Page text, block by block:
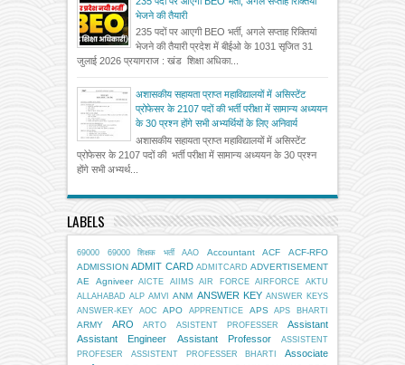
भेजने की तैयारी
235 पदों पर आएगी BEO भर्ती, अगले सप्ताह रिक्तियां
भेजने की तैयारी प्रदेश में बीईओ के 1031 सृजित 31
जुलाई 2026 प्रयागराज : खंड शिक्षा अधिका...
अशासकीय सहायता प्राप्त महाविद्यालयों में असिस्टेंट
प्रोफेसर के 2107 पदों की भर्ती परीक्षा में सामान्य अध्ययन
के 30 प्रश्न होंगे सभी अभ्यर्थियों के लिए अनिवार्य
अशासकीय सहायता प्राप्त महाविद्यालयों में असिस्टेंट
प्रोफेसर के 2107 पदों की भर्ती परीक्षा में सामान्य अध्ययन के 30 प्रश्न
होंगे सभी अभ्यर्थ...
LABELS
69000 69000 शिक्षक भर्ती AAO Accountant ACF
ACF-RFO
ADMISSION ADMIT CARD ADMITCARD ADVERTISEMENT
AE
Agniveer AICTE AIIMS AIR FORCE AIRFORCE
AKTU
ALLAHABAD ALP AMVI ANM ANSWER KEY ANSWER KEYS
ANSWER-KEY
AOC APO APPRENTICE APS APS BHARTI
ARMY ARO ARTO ASISTENT PROFESSER
Assistant
Assistant Engineer
Assistant Professor
ASSISTENT
PROFESER
ASSISTENT PROFESSER BHARTI
Associate